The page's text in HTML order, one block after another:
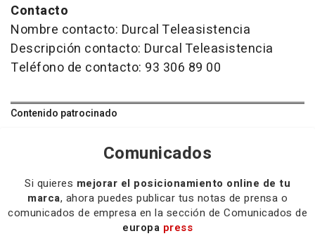
Contacto
Nombre contacto: Durcal Teleasistencia
Descripción contacto: Durcal Teleasistencia
Teléfono de contacto: 93 306 89 00
Contenido patrocinado
Comunicados
Si quieres mejorar el posicionamiento online de tu
marca, ahora puedes publicar tus notas de prensa o
comunicados de empresa en la sección de Comunicados de
europa press